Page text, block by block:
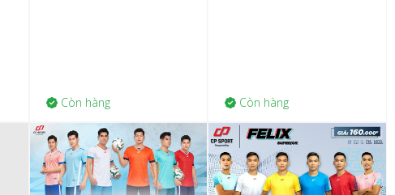
Còn hàng Còn hàng